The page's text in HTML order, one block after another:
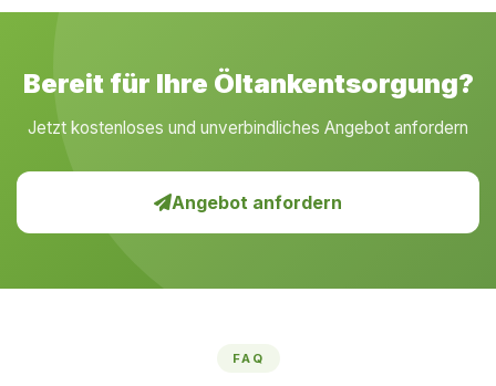
Bereit für Ihre Öltankentsorgung?
Jetzt kostenloses und unverbindliches Angebot anfordern
Angebot anfordern
FAQ